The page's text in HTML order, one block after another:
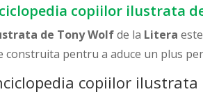
copiilor ilustrata
de Tony Wolfde la Litera
construita pentru a aduce un plus
copiilor ilustrata